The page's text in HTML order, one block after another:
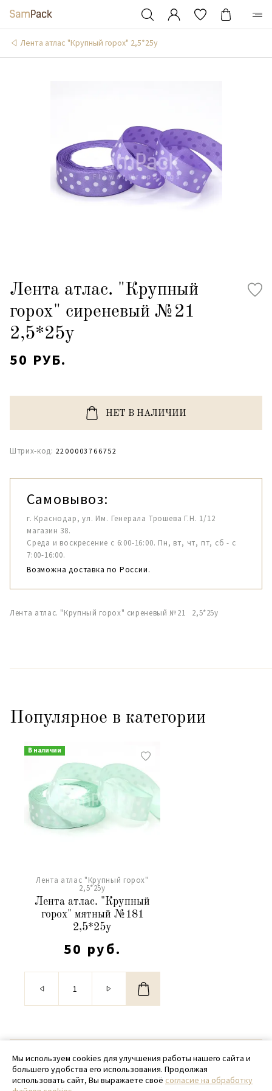
Лента атлас "Крупный горох" 2,5*25y
Лента атлас. "Крупный
горох" сиреневый №21
2,5*25y
50 РУБ.
НЕТ В НАЛИЧИИ
Штрих-код: 2200003766752
Самовывоз:
г. Краснодар, ул. Им. Генерала Трошева Г.Н. 1/12
магазин 38.
Среда и воскресение с 6:00-16:00. Пн, вт, чт, пт, сб - с
7:00-16:00.
Возможна доставка по России.
Лента атлас. "Крупный горох" сиреневый №21 2,5*25y
Популярное в категории
В наличии
Лента атлас "Крупный горох"
2,5*25y
Лента атлас. "Крупный
горох" мятный №181
2,5*25y
50 руб.
© 2020 - 2026 SamPack
+ 7 (918) 699-97-87
Мы используем cookies для улучшения работы нашего сайта и
большего удобства его использования. Продолжая
использовать сайт, Вы выражаете своё согласие на обработку